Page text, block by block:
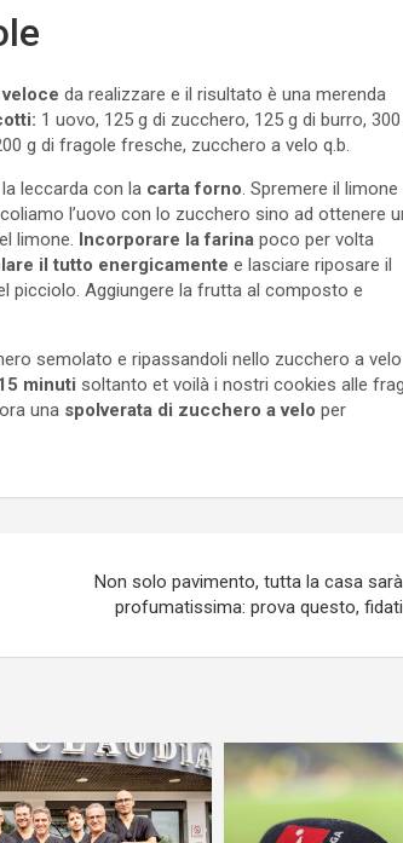
da realizzare e il risultato è una merenda
1 uovo, 125 g di zucchero, 125 g di burro, 300
g di fragole fresche, zucchero a velo q.b.
leccarda con la carta forno . Spremere il limone
l’uovo con lo zucchero sino ad ottenere
limone. Incorporare la farina poco per volta
il tutto energicamente e lasciare riposare il
picciolo. Aggiungere la frutta al composto e
semolato e ripassandoli nello zucchero a velo
minuti soltanto et voilà i nostri cookies alle
una spolverata di zucchero a velo per
Non solo pavimento, tutta la casa sarà
profumatissima: prova questo, fidati